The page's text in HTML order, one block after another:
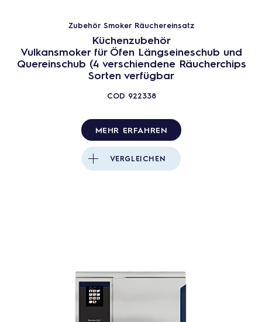
Zubehör Smoker Räuchereinsatz
Küchenzubehör
Vulkansmoker für Öfen Längseineschub und
Quereinschub (4 verschiendene Räucherchips
Sorten verfügbar
COD 922338
MEHR ERFAHREN
VERGLEICHEN